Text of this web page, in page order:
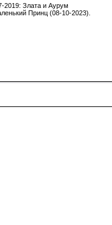
2019: Злата и Аурум
Принц (08-10-2023).